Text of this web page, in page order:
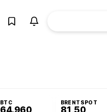
BTC
64.960
BRENTSPOT
81,50